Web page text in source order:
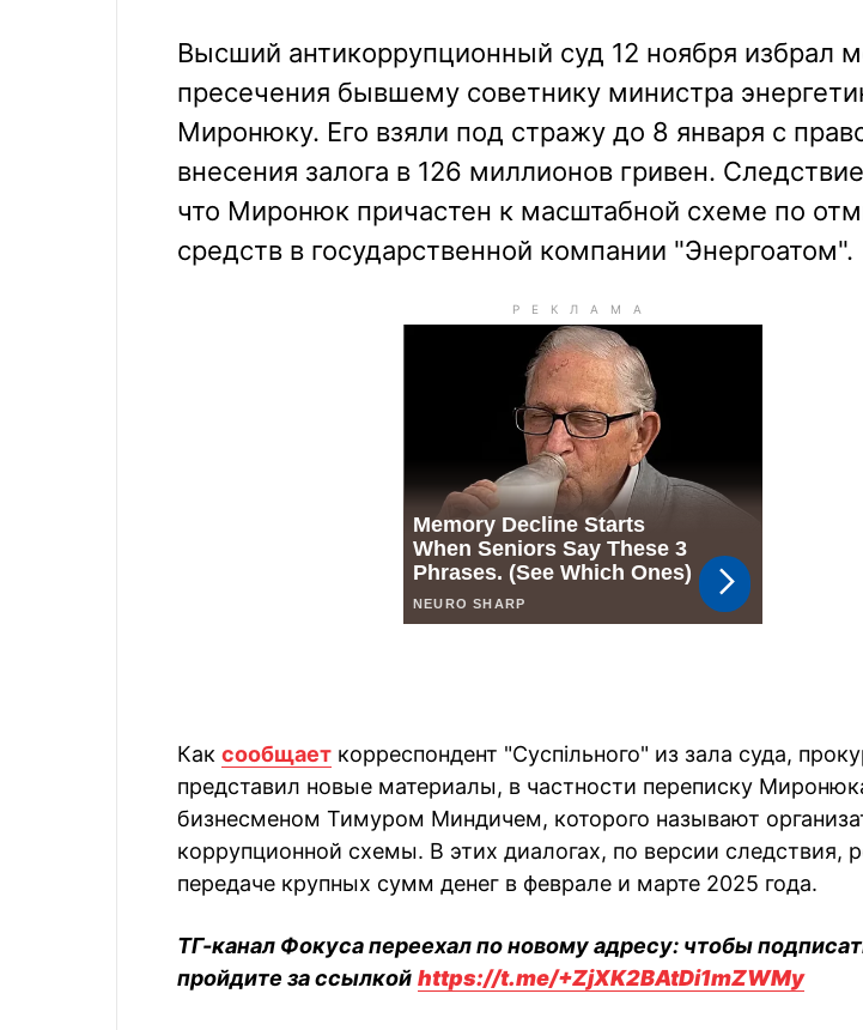
Высший антикоррупционный суд 12 ноября избрал
пресечения бывшему советнику министра
Миронюку. Его взяли под стражу до 8 января с
внесения залога в 126 миллионов гривен.
что Миронюк причастен к масштабной схеме по
средств в государственной компании "Энергоатом".
Как сообщает корреспондент "Суспільного" из зала суда,
представил новые материалы, в частности переписку
бизнесменом Тимуром Миндичем, которого называют
коррупционной схемы. В этих диалогах, по версии следствия,
передаче крупных сумм денег в феврале и марте 2025 года.
ТГ-канал Фокуса переехал по новому адресу: чтобы
пройдите за ссылкой https://t.me/+ZjXK2BAtDi1mZWMy